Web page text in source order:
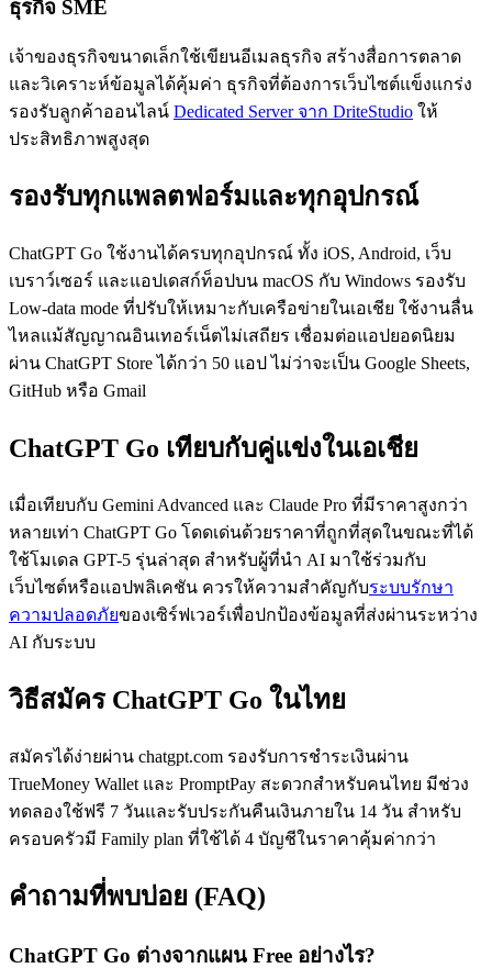
ธุรกิจ SME
เจ้าของธุรกิจขนาดเล็กใช้เขียนอีเมลธุรกิจ สร้างสื่อการตลาด
และวิเคราะห์ข้อมูลได้คุ้มค่า ธุรกิจที่ต้องการเว็บไซต์แข็งแกร่ง
รองรับลูกค้าออนไลน์ Dedicated Server จาก DriteStudio ให้
ประสิทธิภาพสูงสุด
รองรับทุกแพลตฟอร์มและทุกอุปกรณ์
ChatGPT Go ใช้งานได้ครบทุกอุปกรณ์ ทั้ง iOS, Android, เว็บ
เบราว์เซอร์ และแอปเดสก์ท็อปบน macOS กับ Windows รองรับ
Low-data mode ที่ปรับให้เหมาะกับเครือข่ายในเอเชีย ใช้งานลื่น
ไหลแม้สัญญาณอินเทอร์เน็ตไม่เสถียร เชื่อมต่อแอปยอดนิยม
ผ่าน ChatGPT Store ได้กว่า 50 แอป ไม่ว่าจะเป็น Google Sheets,
GitHub หรือ Gmail
ChatGPT Go เทียบกับคู่แข่งในเอเชีย
เมื่อเทียบกับ Gemini Advanced และ Claude Pro ที่มีราคาสูงกว่า
หลายเท่า ChatGPT Go โดดเด่นด้วยราคาที่ถูกที่สุดในขณะที่ได้
ใช้โมเดล GPT-5 รุ่นล่าสุด สำหรับผู้ที่นำ AI มาใช้ร่วมกับ
เว็บไซต์หรือแอปพลิเคชัน ควรให้ความสำคัญกับระบบรักษา
ความปลอดภัยของเซิร์ฟเวอร์เพื่อปกป้องข้อมูลที่ส่งผ่านระหว่าง
AI กับระบบ
วิธีสมัคร ChatGPT Go ในไทย
สมัครได้ง่ายผ่าน chatgpt.com รองรับการชำระเงินผ่าน
TrueMoney Wallet และ PromptPay สะดวกสำหรับคนไทย มีช่วง
ทดลองใช้ฟรี 7 วันและรับประกันคืนเงินภายใน 14 วัน สำหรับ
ครอบครัวมี Family plan ที่ใช้ได้ 4 บัญชีในราคาคุ้มค่ากว่า
คำถามที่พบบ่อย (FAQ)
ChatGPT Go ต่างจากแผน Free อย่างไร?